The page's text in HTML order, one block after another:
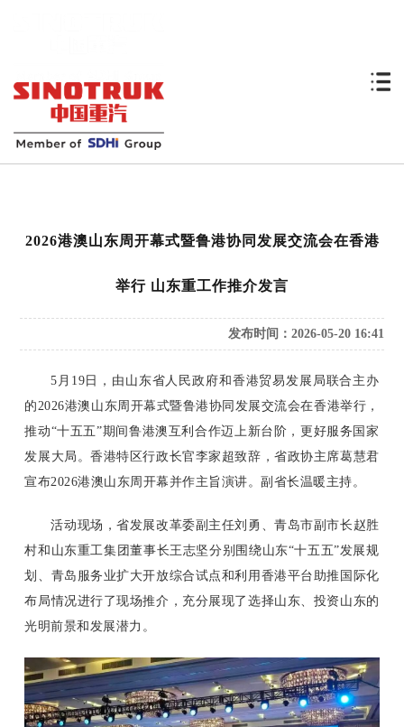
2026港澳山东周开幕式暨鲁港协同发展交流会在香港
举行 山东重工作推介发言
发布时间：2026-05-20 16:41
5月19日，由山东省人民政府和香港贸易发展局联合主办
的2026港澳山东周开幕式暨鲁港协同发展交流会在香港举行，
推动“十五五”期间鲁港澳互利合作迈上新台阶，更好服务国家
发展大局。香港特区行政长官李家超致辞，省政协主席葛慧君
宣布2026港澳山东周开幕并作主旨演讲。副省长温暖主持。
活动现场，省发展改革委副主任刘勇、青岛市副市长赵胜
村和山东重工集团董事长王志坚分别围绕山东“十五五”发展规
划、青岛服务业扩大开放综合试点和利用香港平台助推国际化
布局情况进行了现场推介，充分展现了选择山东、投资山东的
光明前景和发展潜力。